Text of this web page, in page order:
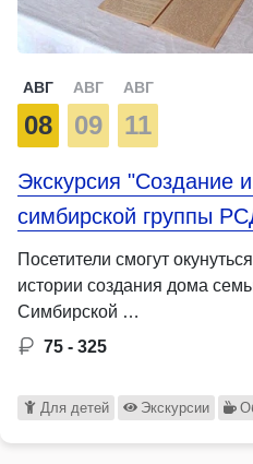
АВГ
08
АВГ
09
АВГ
11
Экскурсия "Создание
симбирской группы
Посетители смогут
истории создания дома
Симбирской …
75 - 325
Для детей Экскурсии